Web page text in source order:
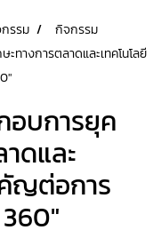
รรม
กิจกรรม
ทางการตลาดและเทคโนโลยี
อบการยุค
ดและ
ญต่อการ